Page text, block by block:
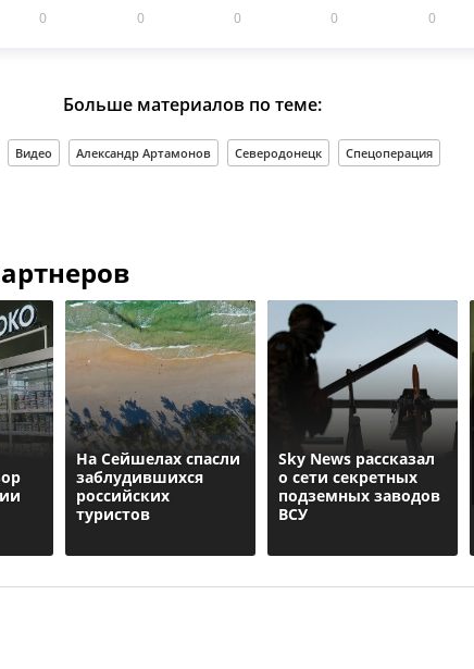
0 0 0 0 0
Больше материалов по теме:
Видео Александр Артамонов Северодонецк Спецоперация
На Сейшелах спасли
заблудившихся
российских
туристов
Sky News рассказал
о сети секретных
подземных заводов
ВСУ